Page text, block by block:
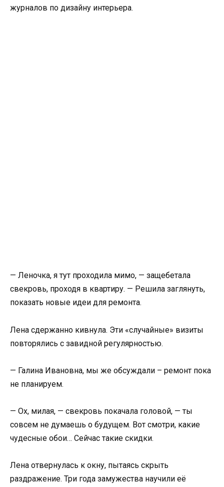
журналов по дизайну интерьера.
— Леночка, я тут проходила мимо, — защебетала
свекровь, проходя в квартиру. — Решила заглянуть,
показать новые идеи для ремонта.
Лена сдержанно кивнула. Эти «случайные» визиты
повторялись с завидной регулярностью.
— Галина Ивановна, мы же обсуждали – ремонт пока
не планируем.
— Ох, милая, — свекровь покачала головой, — ты
совсем не думаешь о будущем. Вот смотри, какие
чудесные обои… Сейчас такие скидки.
Лена отвернулась к окну, пытаясь скрыть
раздражение. Три года замужества научили её